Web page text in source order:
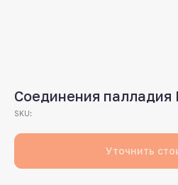
Соединения палладия
SKU:
Уточнить